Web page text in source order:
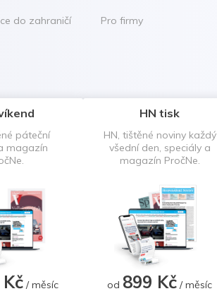
do zahraničí Pro firmy
páteční
magazín
/ měsíc
HN tisk
HN, tištěné noviny každý
všední den, speciály a
magazín PročNe.
od 899 Kč / měsíc